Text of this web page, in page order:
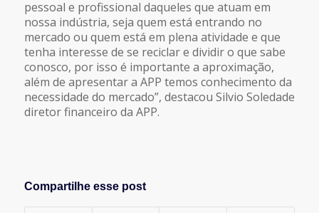
pessoal e profissional daqueles que atuam em
nossa indústria, seja quem está entrando no
mercado ou quem está em plena atividade e que
tenha interesse de se reciclar e dividir o que sabe
conosco, por isso é importante a aproximação,
além de apresentar a APP temos conhecimento da
necessidade do mercado”, destacou Silvio Soledade
diretor financeiro da APP.
Compartilhe esse post